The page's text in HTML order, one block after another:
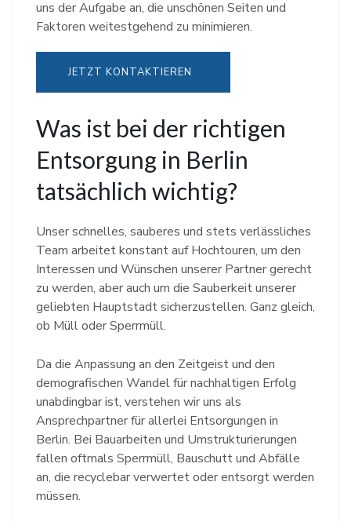
uns der Aufgabe an, die unschönen Seiten und
Faktoren weitestgehend zu minimieren.
JETZT KONTAKTIEREN
Was ist bei der richtigen
Entsorgung in Berlin
tatsächlich wichtig?
Unser schnelles, sauberes und stets verlässliches
Team arbeitet konstant auf Hochtouren, um den
Interessen und Wünschen unserer Partner gerecht
zu werden, aber auch um die Sauberkeit unserer
geliebten Hauptstadt sicherzustellen. Ganz gleich,
ob Müll oder Sperrmüll.
Da die Anpassung an den Zeitgeist und den
demografischen Wandel für nachhaltigen Erfolg
unabdingbar ist, verstehen wir uns als
Ansprechpartner für allerlei Entsorgungen in
Berlin. Bei Bauarbeiten und Umstrukturierungen
fallen oftmals Sperrmüll, Bauschutt und Abfälle
an, die recyclebar verwertet oder entsorgt werden
müssen.